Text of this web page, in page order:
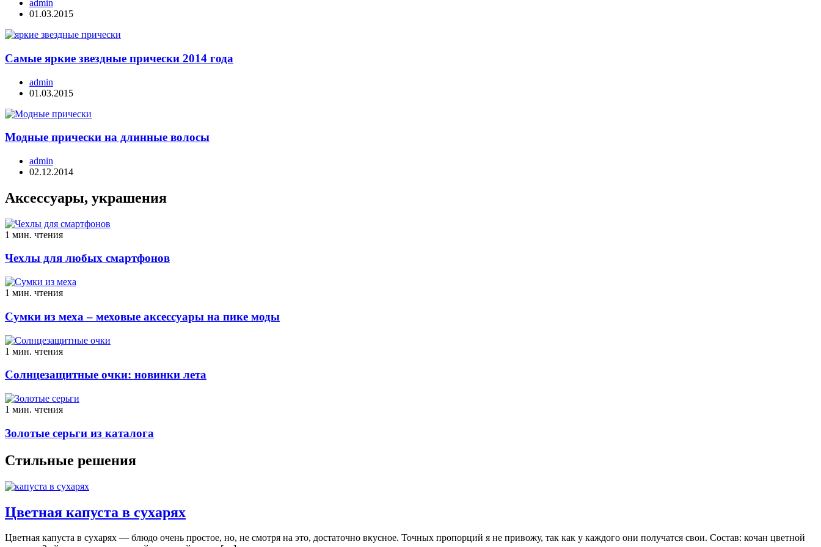
admin
01.03.2015
Самые яркие звездные прически 2014 года
admin
01.03.2015
Модные прически на длинные волосы
admin
02.12.2014
Аксессуары, украшения
1 мин. чтения
Чехлы для любых смартфонов
1 мин. чтения
Сумки из меха – меховые аксессуары на пике моды
1 мин. чтения
Солнцезащитные очки: новинки лета
1 мин. чтения
Золотые серьги из каталога
Стильные решения
Цветная капуста в сухарях
Цветная капуста в сухарях — блюдо очень простое, но, не смотря на это, достаточно вкусное. Точных пропорций я не привожу, так как у каждого они получатся свои. Состав: кочан цветной